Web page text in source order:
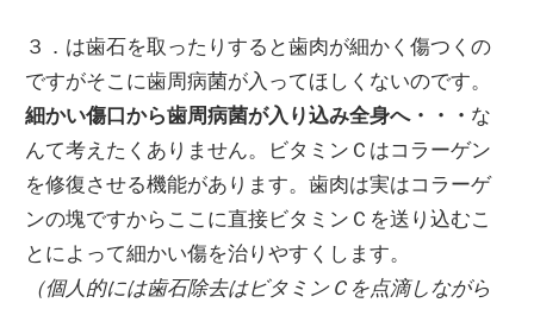
３．は歯石を取ったりすると歯肉が細かく傷つくの
ですがそこに歯周病菌が入ってほしくないのです。
細かい傷口から歯周病菌が入り込み全身へ・・・ な
んて考えたくありません。ビタミンＣはコラーゲン
を修復させる機能があります。歯肉は実はコラーゲ
ンの塊ですからここに直接ビタミンＣを送り込むこ
とによって細かい傷を治りやすくします。
（個人的には歯石除去はビタミンＣを点滴しながら